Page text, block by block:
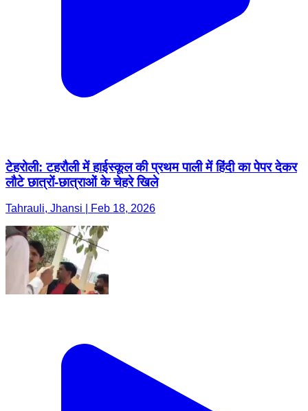
टेहरोली: टहरौली में हाईस्कूल की प्रथम पाली में हिंदी का पेपर देकर
लौटे छात्रों-छात्राओं के चेहरे खिले
Tahrauli, Jhansi | Feb 18, 2026